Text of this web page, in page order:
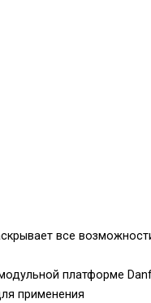
все
платформе
применения